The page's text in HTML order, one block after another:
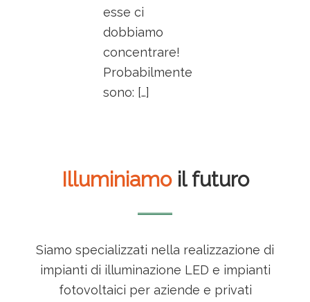
esse ci
dobbiamo
concentrare!
Probabilmente
sono: […]
Illuminiamoil futuro
Siamo specializzati nella realizzazione di
impianti di illuminazione LED e impianti
fotovoltaici per aziende e privati